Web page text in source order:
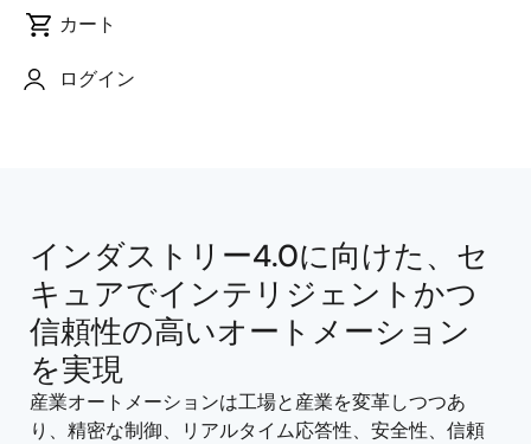
カート
ログイン
インダストリー4.0に向けた、セ
キュアでインテリジェントかつ
信頼性の高いオートメーション
を実現
産業オートメーションは工場と産業を変革しつつあ
り、精密な制御、リアルタイム応答性、安全性、信頼